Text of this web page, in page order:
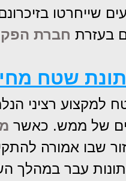
שייחרטו
בעזרת חברת
שטח
רציני
של ממש. כאשר
שבו אמורה
עבר במהלך